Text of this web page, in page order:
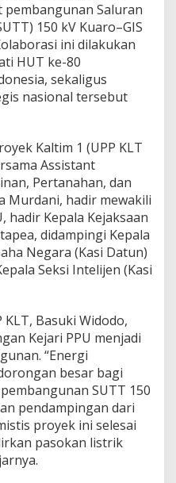
pembangunan Saluran
150 kV Kuaro–GIS
ini dilakukan
HUT ke-80
sekaligus
nasional tersebut
Kaltim 1 (UPP KLT
Assistant
Pertanahan, dan
Murdani, hadir mewakili
hadir Kepala Kejaksaan
didampingi Kepala
Negara (Kasi Datun)
Seksi Intelijen (Kasi
Basuki Widodo,
Kejari PPU menjadi
“Energi
besar bagi
SUTT 150
pendampingan dari
proyek ini selesai
pasokan listrik